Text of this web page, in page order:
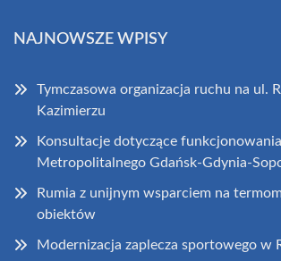
NAJNOWSZE WPISY
Tymczasowa organizacja ruchu na ul.
Kazimierzu
Konsultacje dotyczące
Metropolitalnego Gdańsk-Gdynia-
Rumia z unijnym wsparciem na
obiektów
Modernizacja zaplecza sportowego w